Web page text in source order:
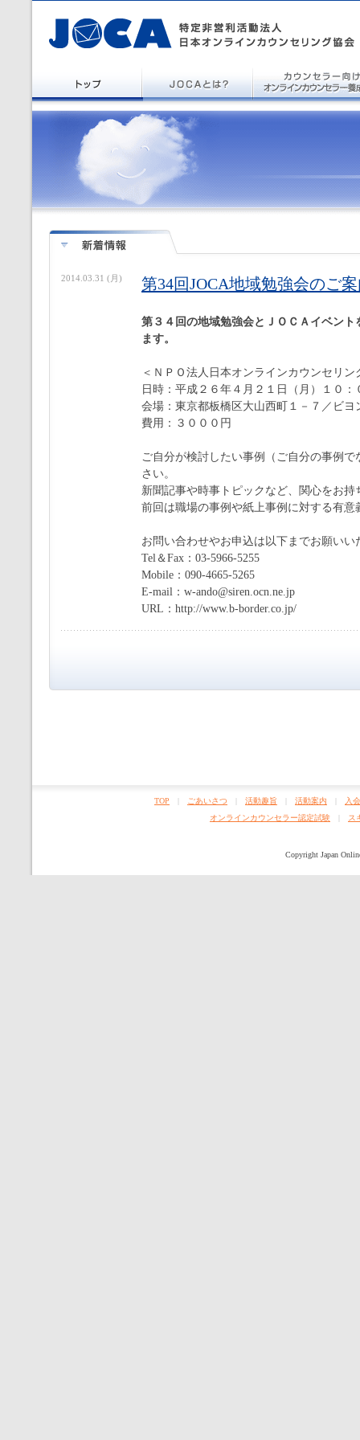
2014.03.31 (月) 第34回JOCA地域勉強会のご
第３４回の地域勉強会とＪＯＣＡイベント
ます。
＜ ＮＰＯ法人日本オンラインカウンセリ
日時：平成２６年４月２１日（月）１０：
会場：東京都板橋区大山西町１－７／ ビヨ
費用：３０００円
ご自分が検討したい事例（ご自分の事例で
さい。
新聞記事や時事トピックなど、 関心をお持
前回は職場の事例や紙上事例に対する有意
お問い合わせやお申込は以下までお願いい
Tel＆Fax：03-5966-5255
Mobile：090-4665-5265
E-mail：w-ando@siren.ocn.ne.jp
URL：http://www.b-border.co.jp/
TOP ごあいさつ 活動趣旨 活動案内
入
オンラインカウンセラー認定試験
ス
Copyright Japan